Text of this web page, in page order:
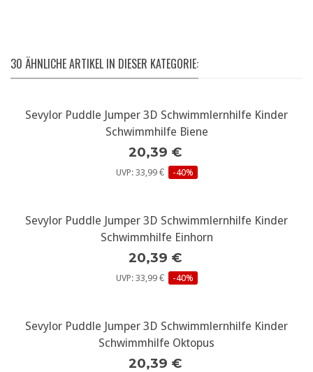
30 ÄHNLICHE ARTIKEL IN DIESER KATEGORIE:
Sevylor Puddle Jumper 3D Schwimmlernhilfe Kinder
Schwimmhilfe Biene
20,39 €
UVP: 33,99 € -40%
Sevylor Puddle Jumper 3D Schwimmlernhilfe Kinder
Schwimmhilfe Einhorn
20,39 €
UVP: 33,99 € -40%
Sevylor Puddle Jumper 3D Schwimmlernhilfe Kinder
Schwimmhilfe Oktopus
20,39 €